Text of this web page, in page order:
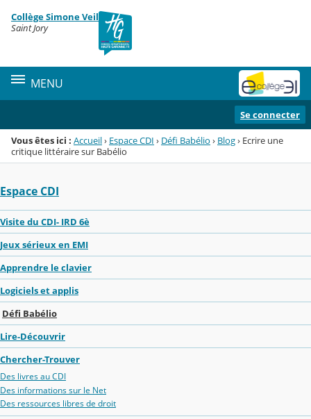
Menu de la rubrique
Contenu
Collège Simone Veil
Saint Jory
MENU
Se connecter
Vous êtes ici : Accueil› Espace CDI › Défi Babélio › Blog› Ecrire une
critique littéraire sur Babélio
Espace CDI
Visite du CDI- IRD 6è
Jeux sérieux en EMI
Apprendre le clavier
Logiciels et applis
Défi Babélio
Lire-Découvrir
Chercher-Trouver
Des livres au CDI
Des informations sur le Net
Des ressources libres de droit